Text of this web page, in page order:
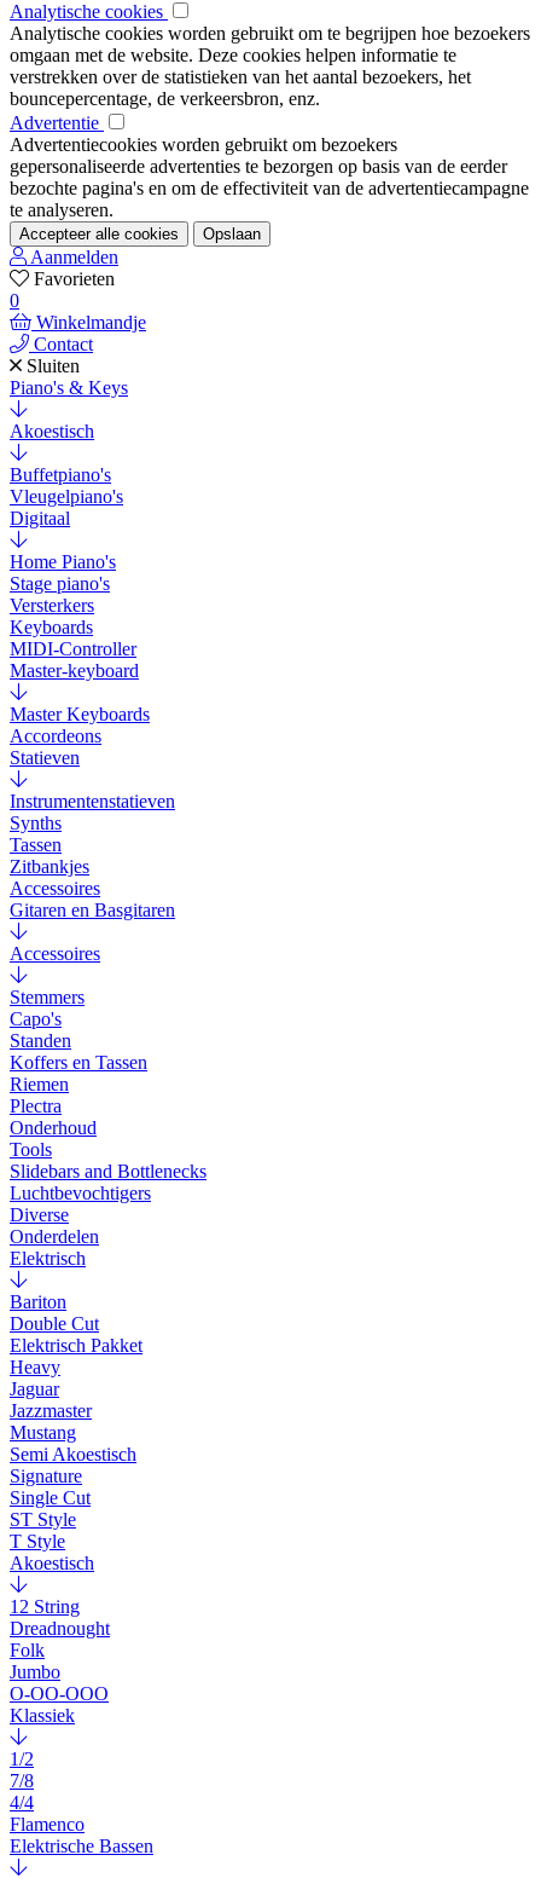
Analytische cookies
Analytische cookies worden gebruikt om te begrijpen hoe bezoekers
omgaan met de website. Deze cookies helpen informatie te
verstrekken over de statistieken van het aantal bezoekers, het
bouncepercentage, de verkeersbron, enz.
Advertentie
Advertentiecookies worden gebruikt om bezoekers
gepersonaliseerde advertenties te bezorgen op basis van de eerder
bezochte pagina's en om de effectiviteit van de advertentiecampagne
te analyseren.
Accepteer alle cookies Opslaan
Aanmelden
Favorieten
0
Winkelmandje
Contact
Sluiten
Piano's & Keys
Akoestisch
Buffetpiano's
Vleugelpiano's
Digitaal
Home Piano's
Stage piano's
Versterkers
Keyboards
MIDI-Controller
Master-keyboard
Master Keyboards
Accordeons
Statieven
Instrumentenstatieven
Synths
Tassen
Zitbankjes
Accessoires
Gitaren en Basgitaren
Accessoires
Stemmers
Capo's
Standen
Koffers en Tassen
Riemen
Plectra
Onderhoud
Tools
Slidebars and Bottlenecks
Luchtbevochtigers
Diverse
Onderdelen
Elektrisch
Bariton
Double Cut
Elektrisch Pakket
Heavy
Jaguar
Jazzmaster
Mustang
Semi Akoestisch
Signature
Single Cut
ST Style
T Style
Akoestisch
12 String
Dreadnought
Folk
Jumbo
O-OO-OOO
Klassiek
1/2
7/8
4/4
Flamenco
Elektrische Bassen